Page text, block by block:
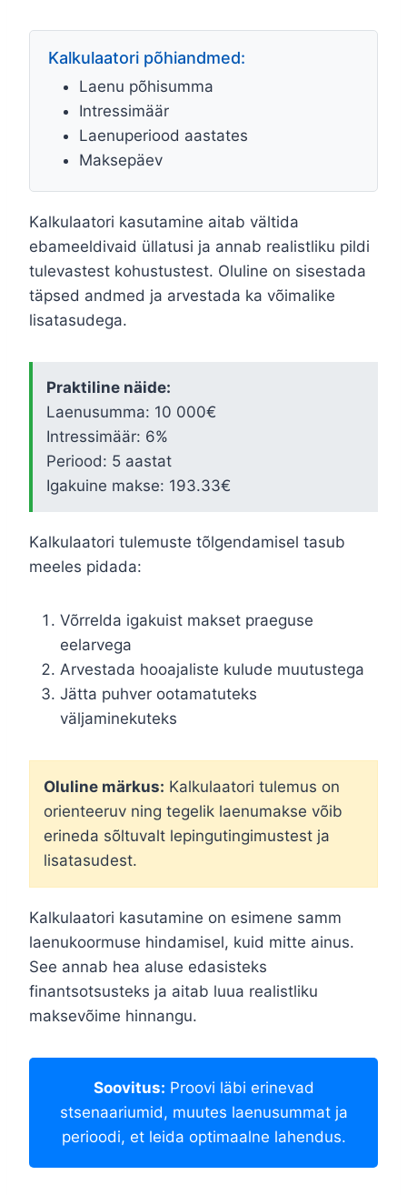
Kalkulaatori põhiandmed:
Laenu põhisumma
Intressimäär
Laenuperiood aastates
Maksepäev
Kalkulaatori kasutamine aitab vältida
ebameeldivaid üllatusi ja annab realistliku pildi
tulevastest kohustustest. Oluline on sisestada
täpsed andmed ja arvestada ka võimalike
lisatasudega.
Praktiline näide:
Laenusumma: 10 000€
Intressimäär: 6%
Periood: 5 aastat
Igakuine makse: 193.33€
Kalkulaatori tulemuste tõlgendamisel tasub
meeles pidada:
Võrrelda igakuist makset praeguse
eelarvega
Arvestada hooajaliste kulude muutustega
Jätta puhver ootamatuteks
väljaminekuteks
Oluline märkus: Kalkulaatori tulemus on
orienteeruv ning tegelik laenumakse võib
erineda sõltuvalt lepingutingimustest ja
lisatasudest.
Kalkulaatori kasutamine on esimene samm
laenukoormuse hindamisel, kuid mitte ainus.
See annab hea aluse edasisteks
finantsotsusteks ja aitab luua realistliku
maksevõime hinnangu.
Soovitus: Proovi läbi erinevad
stsenaariumid, muutes laenusummat ja
perioodi, et leida optimaalne lahendus.